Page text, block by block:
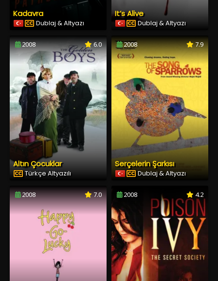
Kadavra
Dublaj & Altyazı
It’s Alive
Dublaj & Altyazı
2008 6.0
Altın Çocuklar
Türkçe Altyazılı
2008 7.9
Serçelerin Şarkısı
Dublaj & Altyazı
2008 7.0 2008 4.2